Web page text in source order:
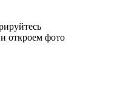
откроем фото